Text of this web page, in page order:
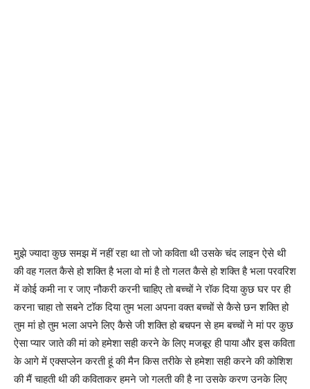
मुझे ज्यादा कुछ समझ में नहीं रहा था तो जो कविता थी उसके चंद लाइन ऐसे थी
की वह गलत कैसे हो शक्ति है भला वो मां है तो गलत कैसे हो शक्ति है भला परवरिश
में कोई कमी ना र जाए नौकरी करनी चाहिए तो बच्चों ने रॉक दिया कुछ घर पर ही
करना चाहा तो सबने टॉक दिया तुम भला अपना वक्त बच्चों से कैसे छन शक्ति हो
तुम मां हो तुम भला अपने लिए कैसे जी शक्ति हो बचपन से हम बच्चों ने मां पर कुछ
ऐसा प्यार जाते की मां को हमेशा सही करने के लिए मजबूर ही पाया और इस कविता
के आगे में एक्सप्लेन करती हूं की मैन किस तरीके से हमेशा सही करने की कोशिश
की मैं चाहती थी की कविताकर हमने जो गलती की है ना उसके करण उनके लिए